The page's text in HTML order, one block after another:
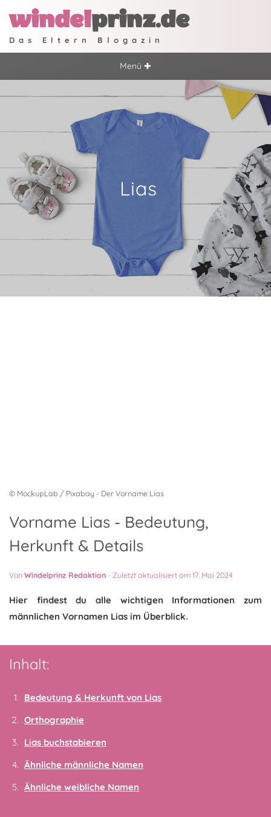
windelprinz.de
Das Eltern Blogazin
Menü ✚
Lias
© MockupLab / Pixabay - Der Vorname Lias
Vorname Lias - Bedeutung,
Herkunft & Details
VonWindelprinz Redaktion - Zuletzt aktualisiert am 17. Mai 2024
Hier findest du alle wichtigen Informationen zum
männlichen Vornamen Lias im Überblick.
Inhalt:
Bedeutung & Herkunft von Lias
Orthographie
Lias buchstabieren
Ähnliche männliche Namen
Ähnliche weibliche Namen